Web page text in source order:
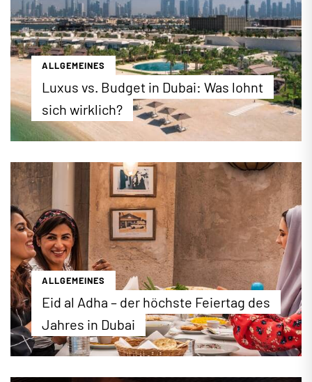
unter ewtc.de!
...mehr erfahren
ALLGEMEINES
Luxus vs. Budget in Dubai: Was lohnt
sich wirklich?
Luxus oder Budget? Wir zeigen Ihnen, welches
stellen Ihnen die besten Hotels für preisbewusste
und luxusaffine Reisende vor.
...mehr erfahren
ALLGEMEINES
Eid al Adha – der höchste Feiertag des
Jahres in Dubai
2026 findet das islamische Opferfest (Eid Al-Adha)